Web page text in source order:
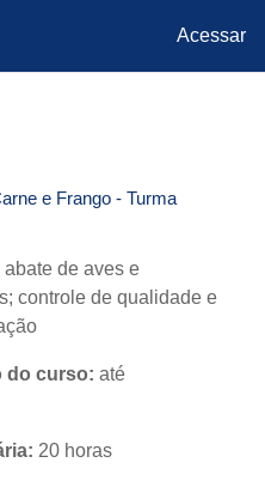
Acessar
e Frango - Turma
abate de aves e
controle de qualidade e
do curso: até
20 horas